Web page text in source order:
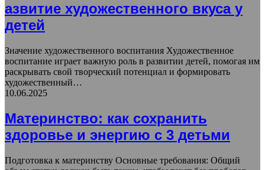
азвитие художественного вкуса у
детей
Значение художественного воспитания Художественное
воспитание играет важную роль в развитии детей, помогая им
раскрывать свой творческий потенциал и формировать
художественный…
10.06.2025
Материнство: как сохранить
здоровье и энергию с 3 детьми
Подготовка к материнству Основные требования: Общий